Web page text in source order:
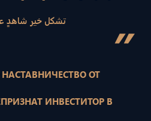
تشكل خير شاهدٍ ”
ОТ
ИНВЕСТИТОР В